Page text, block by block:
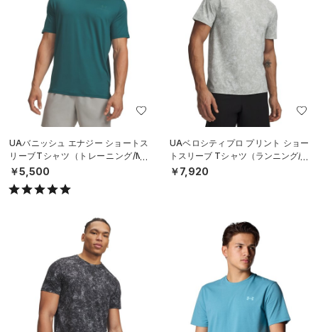
UAバニッシュ エナジー ショートス
リーブTシャツ（トレーニング/ME
N）
￥5,500
UAベロシティプロ プリント ショー
トスリーブ Tシャツ（ランニング/M
EN）
￥7,920